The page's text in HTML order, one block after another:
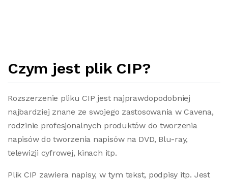
Czym jest plik CIP?
Rozszerzenie pliku CIP jest najprawdopodobniej
najbardziej znane ze swojego zastosowania w Cavena,
rodzinie profesjonalnych produktów do tworzenia
napisów do tworzenia napisów na DVD, Blu-ray,
telewizji cyfrowej, kinach itp.
Plik CIP zawiera napisy, w tym tekst, podpisy itp. Jest